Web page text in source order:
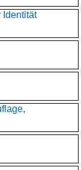
Identität